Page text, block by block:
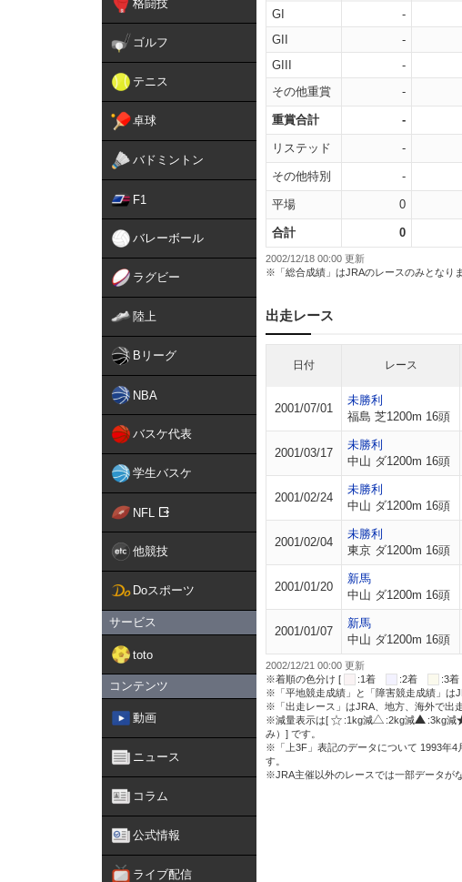
格闘技
ゴルフ
テニス
卓球
バドミントン
F1
バレーボール
ラグビー
陸上
Bリーグ
NBA
バスケ代表
学生バスケ
NFL
他競技
Doスポーツ
サービス
toto
コンテンツ
動画
ニュース
コラム
公式情報
ライブ配信
GI -
GII
-
GIII
-
その他重賞
-
重賞合計 -
リステッド -
その他特別 -
平場 0
合計 0
2002/12/18 00:00 更新
※「総合成績」はJRAのレースのみとなりま
出走レース
日付 レース
2001/07/01
未勝利
福島 芝1200m 16頭
2001/03/17
未勝利
中山 ダ1200m 16頭
2001/02/24
未勝利
中山 ダ1200m 16頭
2001/02/04
未勝利
東京 ダ1200m 16頭
2001/01/20
新馬
中山 ダ1200m 16頭
2001/01/07
新馬
中山 ダ1200m 16頭
2002/12/21 00:00 更新
※着順の色分け [
:1着 :2着
:3着
※「平地競走成績」と「障害競走成績」は
※「出走レース」はJRA、地方、海外で出
※減量表示は[
:1kg減 :2kg減 :3kg減
み）] です。
※「上3F」表記のデータについて 1993年4
す。
※JRA主催以外のレースでは一部データが